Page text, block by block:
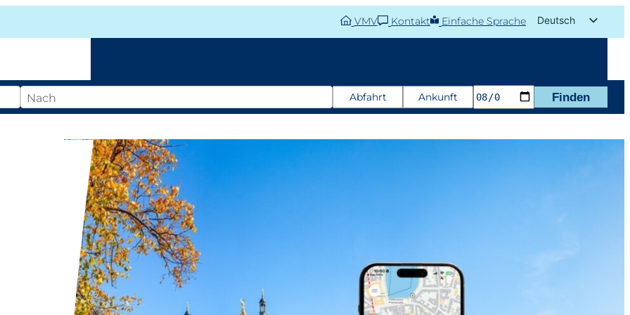
VMV Kontakt Einfache Sprache
Deutsch
Abfahrt Ankunft Finden